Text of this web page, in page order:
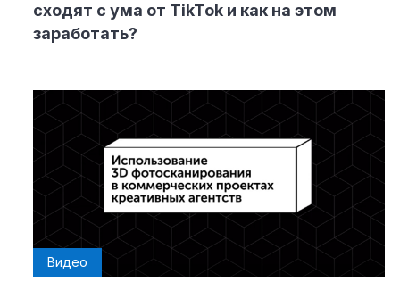
сходят с ума от TikTok и как на этом
заработать?
Видео